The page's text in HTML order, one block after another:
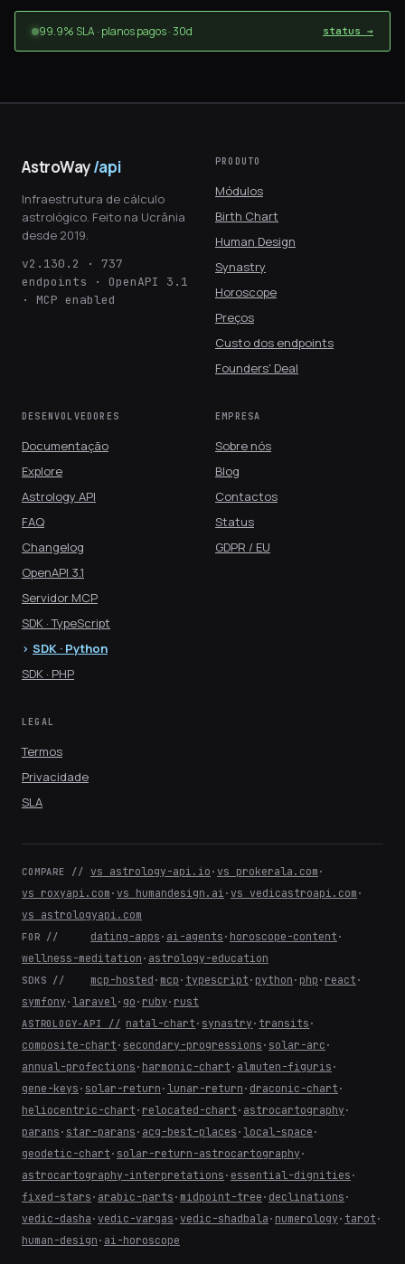
99.9% SLA · planos pagos · 30d status →
AstroWay/api
Infraestrutura de cálculo
astrológico. Feito na Ucrânia
desde 2019.
v2.130.2 · 737
endpoints · OpenAPI 3.1
· MCP enabled
PRODUTO
Módulos
Birth Chart
Human Design
Synastry
Horoscope
Preços
Custo dos endpoints
Founders' Deal
DESENVOLVEDORES
Documentação
Explore
Astrology API
FAQ
Changelog
OpenAPI 3.1
Servidor MCP
SDK · TypeScript
SDK · Python
SDK · PHP
EMPRESA
Sobre nós
Blog
Contactos
Status
GDPR / EU
LEGAL
Termos
Privacidade
SLA
COMPARE // vs astrology-api.io · vs prokerala.com ·
vs roxyapi.com · vs humandesign.ai · vs vedicastroapi.com ·
vs astrologyapi.com
FOR // dating-apps · ai-agents · horoscope-content ·
wellness-meditation · astrology-education
SDKS // mcp-hosted · mcp · typescript · python · php · react ·
symfony · laravel· go · ruby · rust
ASTROLOGY-API // natal-chart · synastry · transits ·
composite-chart · secondary-progressions · solar-arc ·
annual-profections · harmonic-chart · almuten-figuris ·
gene-keys · solar-return · lunar-return · draconic-chart ·
heliocentric-chart · relocated-chart · astrocartography ·
parans · star-parans · acg-best-places · local-space ·
geodetic-chart · solar-return-astrocartography ·
astrocartography-interpretations · essential-dignities ·
fixed-stars · arabic-parts · midpoint-tree · declinations ·
vedic-dasha · vedic-vargas · vedic-shadbala · numerology · tarot ·
human-design · ai-horoscope